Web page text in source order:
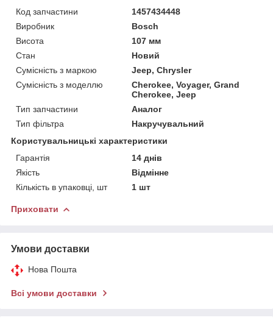
Код запчастини
1457434448
Виробник
Bosch
Висота
107 мм
Стан
Новий
Сумісність з маркою
Jeep, Chrysler
Сумісність з моделлю
Cherokee, Voyager, Grand
Cherokee, Jeep
Тип запчастини
Аналог
Тип фільтра
Накручувальний
Користувальницькі характеристики
Гарантія
14 днів
Якість
Відмінне
Кількість в упаковці, шт
1 шт
Приховати
Умови доставки
Нова Пошта
Всі умови доставки